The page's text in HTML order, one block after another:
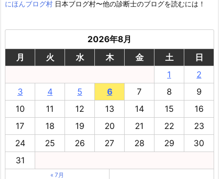
にほんブログ村 日本ブログ村〜他の診断士のブログを読むには！
2026年8月
月
火 水 木 金 土
日
1
2
3
4 5 6 7 8
9
10
11 12 13 14 15
16
17
18 19 20 21 22
23
24
25 26 27 28 29
30
31
« 7月